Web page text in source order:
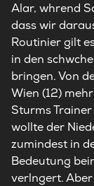
Alar, whrend
dass wir
Routinier gilt
in den
bringen. Von
Wien (12)
Sturms
wollte der
zumindest in
Bedeutung
verlngert.